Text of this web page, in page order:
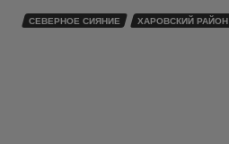
СЕВЕРНОЕ СИЯНИЕ ХАРОВСКИЙ РАЙОН